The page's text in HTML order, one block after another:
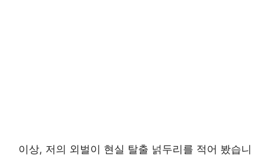
이상, 저의 외벌이 현실 탈출 넑두리를 적어 봤습니